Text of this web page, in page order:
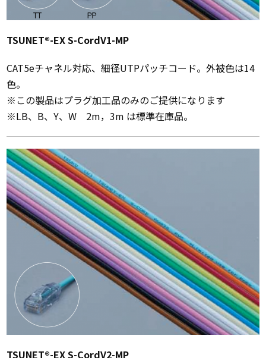
TSUNET®-EX S-CordV1-MP
CAT5eチャネル対応、細径UTPパッチコード。外被色は14
色。
※この製品はプラグ加工品のみのご提供になります
※LB、B、Y、W 2m，3m は標準在庫品。
TSUNET®-EX S-CordV2-MP